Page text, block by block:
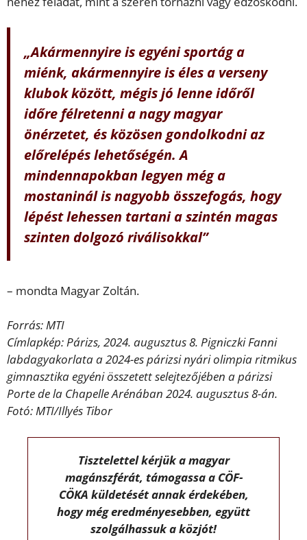
„Akármennyire is egyéni sportág a
miénk, akármennyire is éles a verseny
klubok között, mégis jó lenne időről
időre félretenni a nagy magyar
önérzetet, és közösen gondolkodni az
előrelépés lehetőségén. A
mindennapokban legyen még a
mostaninál is nagyobb összefogás, hogy
lépést lehessen tartani a szintén magas
szinten dolgozó riválisokkal”
– mondta Magyar Zoltán.
Forrás: MTI
Címlapkép: Párizs, 2024. augusztus 8. Pigniczki Fanni
labdagyakorlata a 2024-es párizsi nyári olimpia ritmikus
gimnasztika egyéni összetett selejtezőjében a párizsi
Porte de la Chapelle Arénában 2024. augusztus 8-án.
Fotó: MTI/Illyés Tibor
Tisztelettel kérjük a magyar
magánszférát, támogassa a CÖF-
CÖKA küldetését annak érdekében,
hogy még eredményesebben, együtt
szolgálhassuk a közjót!